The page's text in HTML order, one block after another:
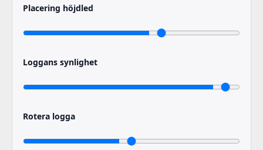
Placering höjdled
Loggans synlighet
Rotera logga